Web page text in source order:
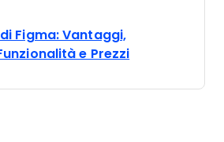
Figma: Vantaggi,
e PrezziOpens new